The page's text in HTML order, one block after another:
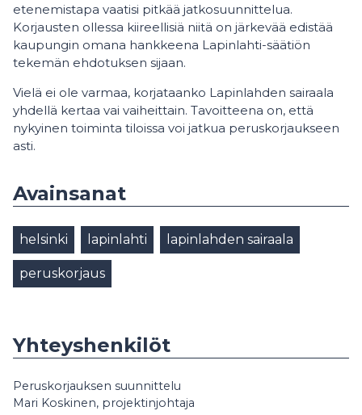
etenemistapa vaatisi pitkää jatkosuunnittelua.
Korjausten ollessa kiireellisiä niitä on järkevää edistää
kaupungin omana hankkeena Lapinlahti-säätiön
tekemän ehdotuksen sijaan.
Vielä ei ole varmaa, korjataanko Lapinlahden sairaala
yhdellä kertaa vai vaiheittain. Tavoitteena on, että
nykyinen toiminta tiloissa voi jatkua peruskorjaukseen
asti.
Avainsanat
helsinki lapinlahti lapinlahden sairaala
peruskorjaus
Yhteyshenkilöt
Peruskorjauksen suunnittelu
Mari Koskinen, projektinjohtaja